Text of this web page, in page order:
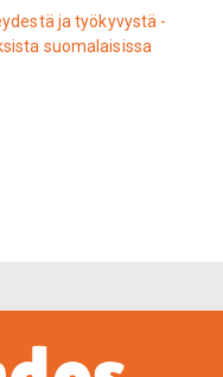
ja työkyvystä -
suomalaisissa